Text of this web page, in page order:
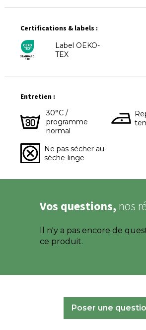
Certifications & labels :
Label OEKO-
TEX
Entretien :
30°C /
programme
normal
Ne pas sécher au
sèche-linge
Vos questions, nos
Il n'y a pas encore de
ce produit.
Poser une